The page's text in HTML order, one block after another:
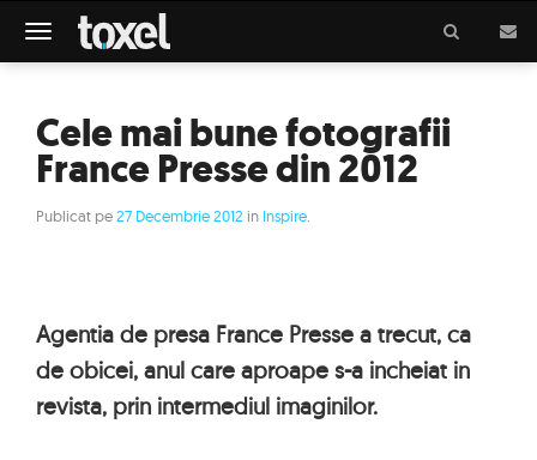
Meniu
Cele mai bune fotografii
France Presse din 2012
Publicat pe27 Decembrie 2012 in Inspire
Agentia de presa France Presse a trecut, ca
de obicei, anul care aproape s-a incheiat in
revista, prin intermediul imaginilor.